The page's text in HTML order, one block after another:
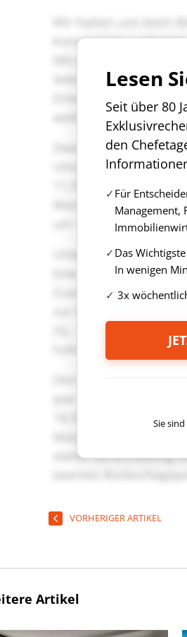
Lesen
Seit über 80
den
Für
Management,
Das
In wenigen
3x
Sie
VORHERIGER ARTIKEL
Artikel